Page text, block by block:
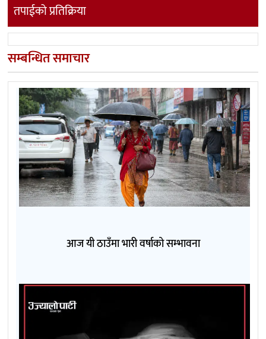
तपाईको प्रतिक्रिया
सम्बन्धित समाचार
आज यी ठाउँमा भारी वर्षाको सम्भावना